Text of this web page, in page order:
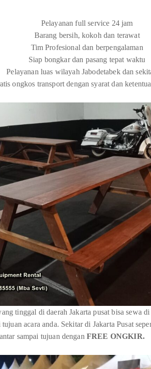
Pelayanan full service 24 jam
Barang bersih, kokoh dan terawat
Tim Profesional dan berpengalaman
Siap bongkar dan pasang tepat waktu
Pelayanan luas wilayah Jabodetabek dan
ongkos transport dengan syarat dan
tinggal di daerah Jakarta pusat bisa sewa
acara anda. Sekitar di Jakarta Pusat
sampai tujuan dengan FREE ONGKIR.